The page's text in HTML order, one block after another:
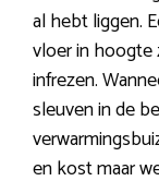
al hebt liggen.
vloer in hoogte
infrezen.
sleuven in de
en kost maar